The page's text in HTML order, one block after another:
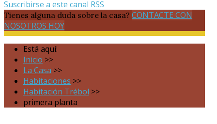
Suscribirse a este canal RSS
Tienes alguna duda sobre la casa? CONTACTE CON
NOSOTROS HOY
Está aquí:
Inicio >>
La Casa >>
Habitaciones >>
Habitación Trébol >>
primera planta